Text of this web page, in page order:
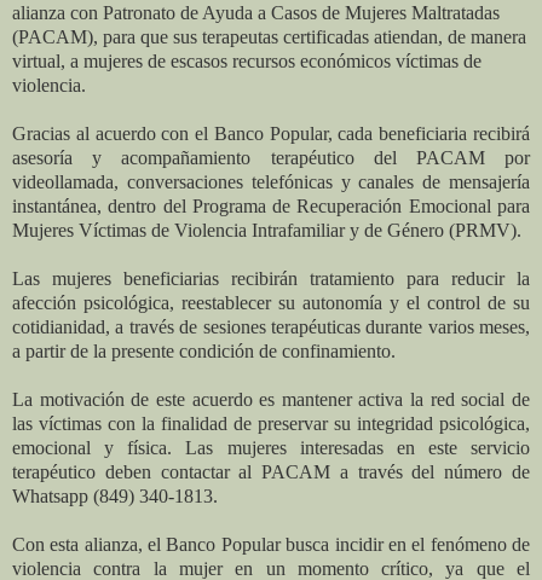
alianza con Patronato de Ayuda a Casos de Mujeres Maltratadas
(PACAM), para que sus terapeutas certificadas atiendan, de manera
virtual, a mujeres de escasos recursos económicos víctimas de
violencia.
Gracias al acuerdo con el Banco Popular, cada beneficiaria recibirá
asesoría y acompañamiento terapéutico del PACAM por
videollamada, conversaciones telefónicas y canales de mensajería
instantánea, dentro del Programa de Recuperación Emocional para
Mujeres Víctimas de Violencia Intrafamiliar y de Género (PRMV).
Las mujeres beneficiarias recibirán tratamiento para reducir la
afección psicológica, reestablecer su autonomía y el control de su
cotidianidad, a través de sesiones terapéuticas durante varios meses,
a partir de la presente condición de confinamiento.
La motivación de este acuerdo es mantener activa la red social de
las víctimas con la finalidad de preservar su integridad psicológica,
emocional y física. Las mujeres interesadas en este servicio
terapéutico deben contactar al PACAM a través del número de
Whatsapp (849) 340-1813.
Con esta alianza, el Banco Popular busca incidir en el fenómeno de
violencia contra la mujer en un momento crítico, ya que el